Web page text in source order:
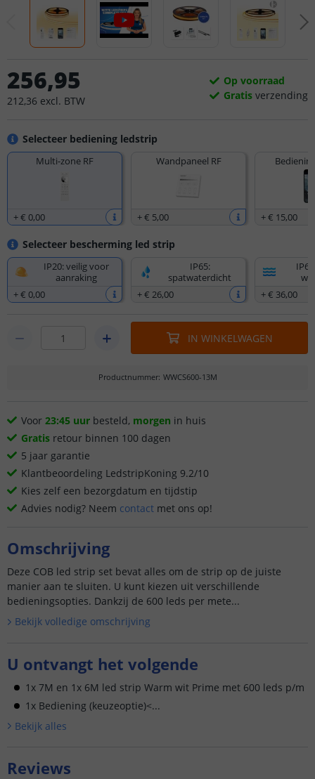
Selecteer bediening ledstrip
Multi-zone RF
+€ 0,00
Wandpaneel RF
+€ 5,00 +€ 15,00
Selecteer bescherming led strip
IP20: veilig voor
aanraking
+€ 0,00
IP65:
spatwaterdicht
+€ 26,00
+€ 36,00
256,95
212,36 excl. BTW
Op voorraad
Gratis verzending
IN WINKELWAGEN
Productnummer: WWCS600-13M
Voor 23:45 uur besteld, morgen in huis
Gratis retour binnen 100 dagen
5 jaar garantie
Klantbeoordeling LedstripKoning 9.2/10
Kies zelf een bezorgdatum en tijdstip
Advies nodig? Neem contact met ons op!
Omschrijving
Deze COB led strip set bevat alles om de strip op de juiste
manier aan te sluiten. U kunt kiezen uit verschillende
bedieningsopties. Dankzij de 600 leds per mete...
Bekijk volledige omschrijving
U ontvangt het volgende
1x 7M en 1x 6M led strip Warm wit Prime met 600 leds p/m
1x Bediening (keuzeoptie)<...
Bekijk alles
Reviews